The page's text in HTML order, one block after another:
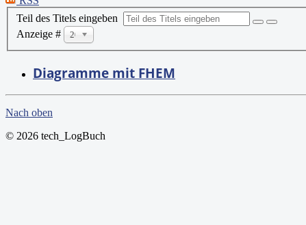
Teil des Titels eingeben
Anzeige #
20
Diagramme mit FHEM
Nach oben
© 2026 tech_LogBuch